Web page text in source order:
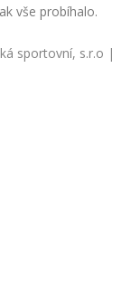
vše probíhalo.
sportovní, s.r.o |